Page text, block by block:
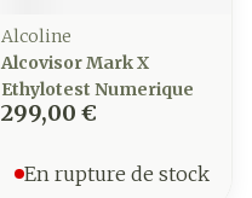
Alcoline
Alcovisor Mark X
Ethylotest Numerique
299,00 €
En rupture de stock